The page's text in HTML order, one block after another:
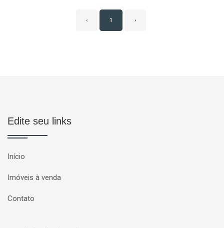
‹ 1 ›
Edite seu links
Início
Imóveis à venda
Contato